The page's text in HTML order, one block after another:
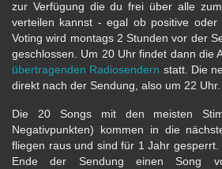
zur Verfügung die du frei über alle zum
verteilen kannst - egal ob positive oder
Voting wird montags 2 Stunden vor der
geschlossen. Um 20 Uhr findet dann die
übertragenden Radiosendern statt. Die
direkt nach der Sendung, also um 22 Uhr.
Die 20 Songs mit den meisten
Negativpunkten) kommen in die
fliegen raus und sind für 1 Jahr
Ende der Sendung einen Song